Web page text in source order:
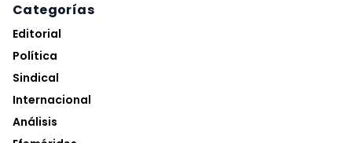
Categorías
Editorial
Política
Sindical
Internacional
Análisis